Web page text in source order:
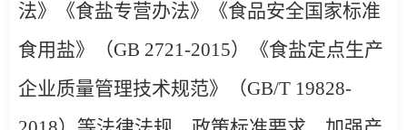
法》《食盐专营办法》《食品安全国家标准
食用盐》（GB 2721-2015）《食盐定点生产
企业质量管理技术规范》（GB/T 19828-